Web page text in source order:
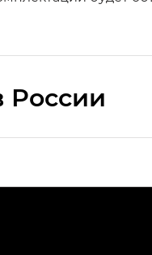
России
HT) в